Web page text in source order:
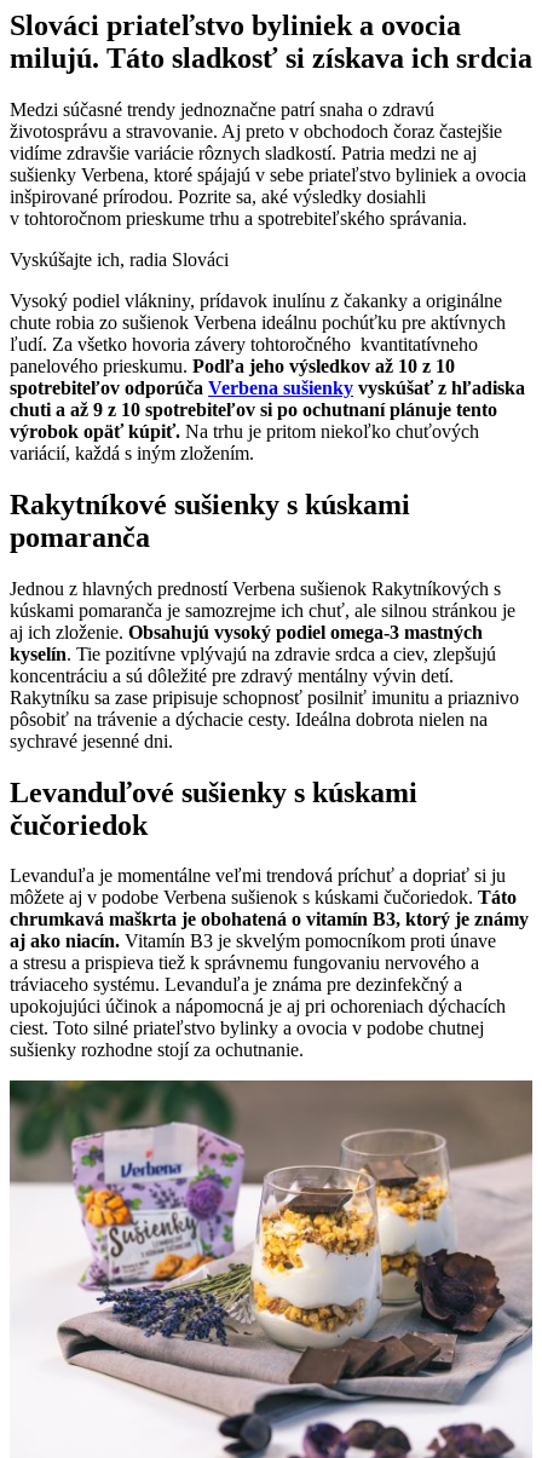
Slováci priateľstvo byliniek a ovocia
milujú. Táto sladkosť si získava ich srdcia
Medzi súčasné trendy jednoznačne patrí snaha o zdravú
životosprávu a stravovanie. Aj preto v obchodoch čoraz častejšie
vidíme zdravšie variácie rôznych sladkostí. Patria medzi ne aj
sušienky Verbena, ktoré spájajú v sebe priateľstvo byliniek a ovocia
inšpirované prírodou. Pozrite sa, aké výsledky dosiahli
v tohtoročnom prieskume trhu a spotrebiteľského správania.
Vyskúšajte ich, radia Slováci
Vysoký podiel vlákniny, prídavok inulínu z čakanky a originálne
chute robia zo sušienok Verbena ideálnu pochúťku pre aktívnych
ľudí. Za všetko hovoria závery tohtoročného kvantitatívneho
panelového prieskumu. Podľa jeho výsledkov až 10 z 10
spotrebiteľov odporúča Verbena sušienky vyskúšať z hľadiska
chuti a až 9 z 10 spotrebiteľov si po ochutnaní plánuje tento
výrobok opäť kúpiť. Na trhu je pritom niekoľko chuťových
variácií, každá s iným zložením.
Rakytníkové sušienky s kúskami
pomaranča
Jednou z hlavných predností Verbena sušienok Rakytníkových s
kúskami pomaranča je samozrejme ich chuť, ale silnou stránkou je
aj ich zloženie. Obsahujú vysoký podiel omega-3 mastných
kyselín. Tie pozitívne vplývajú na zdravie srdca a ciev, zlepšujú
koncentráciu a sú dôležité pre zdravý mentálny vývin detí.
Rakytníku sa zase pripisuje schopnosť posilniť imunitu a priaznivo
pôsobiť na trávenie a dýchacie cesty. Ideálna dobrota nielen na
sychravé jesenné dni.
Levanduľové sušienky s kúskami
čučoriedok
Levanduľa je momentálne veľmi trendová príchuť a dopriať si ju
môžete aj v podobe Verbena sušienok s kúskami čučoriedok. Táto
chrumkavá maškrta je obohatená o vitamín B3, ktorý je známy
aj ako niacín. Vitamín B3 je skvelým pomocníkom proti únave
a stresu a prispieva tiež k správnemu fungovaniu nervového a
tráviaceho systému. Levanduľa je známa pre dezinfekčný a
upokojujúci účinok a nápomocná je aj pri ochoreniach dýchacích
ciest. Toto silné priateľstvo bylinky a ovocia v podobe chutnej
sušienky rozhodne stojí za ochutnanie.